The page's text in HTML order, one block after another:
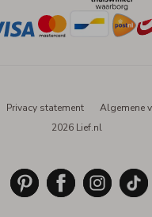
Privacy statement Algemene
2026 Lief.nl